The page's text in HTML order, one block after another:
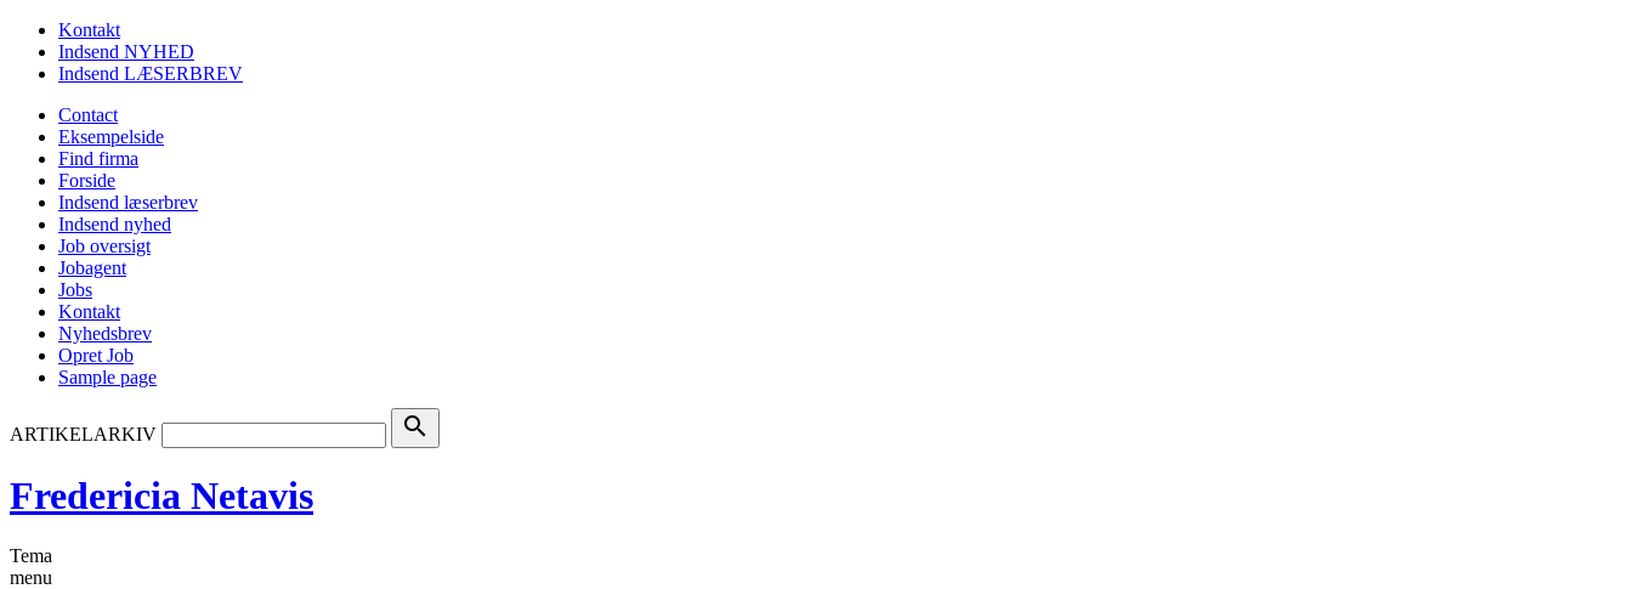
Kontakt
Indsend NYHED
Indsend LÆSERBREV
Contact
Eksempelside
Find firma
Forside
Indsend læserbrev
Indsend nyhed
Job oversigt
Jobagent
Jobs
Kontakt
Nyhedsbrev
Opret Job
Sample page
ARTIKELARKIV search
Fredericia Netavis
Tema
menu